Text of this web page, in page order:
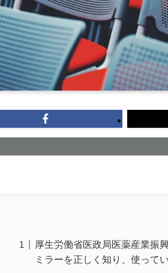
厚生労働省医政局医薬産業振
ミラーを正しく知り、使って